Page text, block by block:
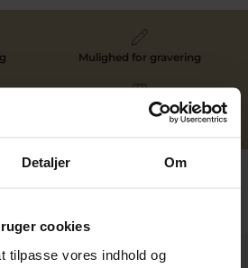
Detaljer Om
cookies
tilpasse vores indhold og
Mulighed for gravering
Reparation af smykker og